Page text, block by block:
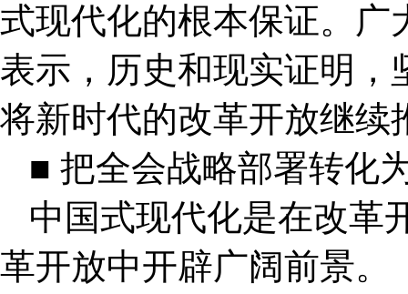
式现代化的根本保证。广
表示，历史和现实证明，
将新时代的改革开放继续
■ 把全会战略部署转化
中国式现代化是在改革
革开放中开辟广阔前景。